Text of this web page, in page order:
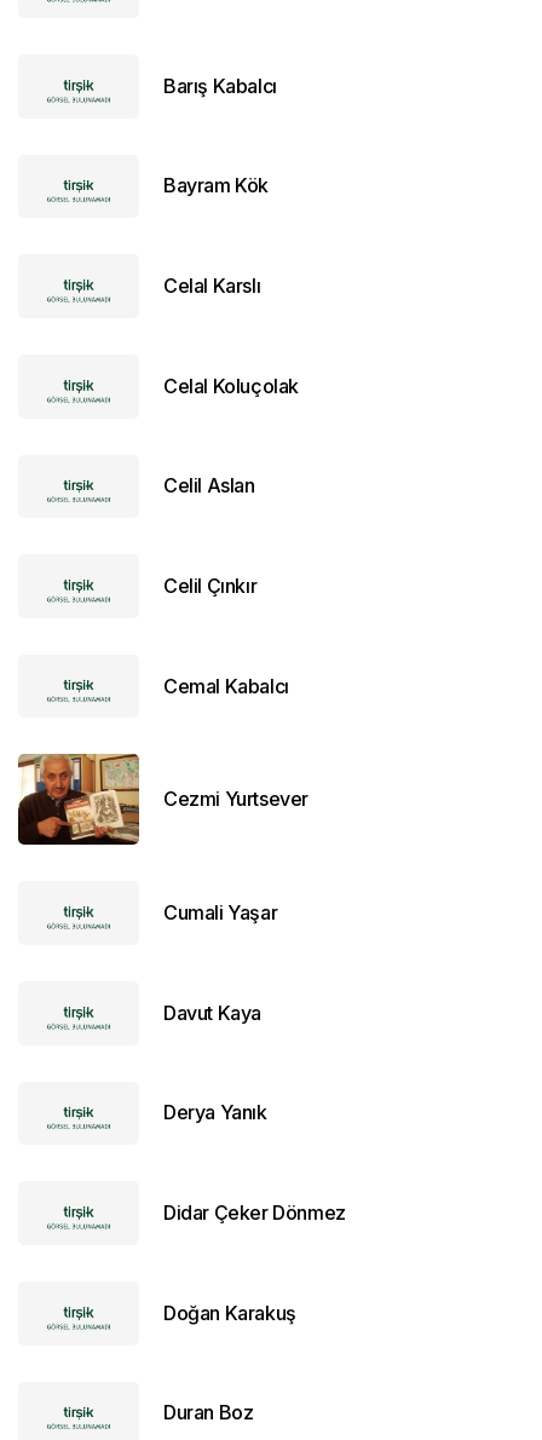
Barış Kabalcı
Bayram Kök
Celal Karslı
Celal Koluçolak
Celil Aslan
Celil Çınkır
Cemal Kabalcı
Cezmi Yurtsever
Cumali Yaşar
Davut Kaya
Derya Yanık
Didar Çeker Dönmez
Doğan Karakuş
Duran Boz